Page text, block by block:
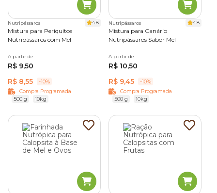
Nutripássaros 4.8
Mistura para Periquitos
Nutripássaros com Mel
A partir de
R$ 9,50
R$ 8,55
-10%
Compra Programada
500 g
10kg
Nutripássaros 4.8
Mistura para Canário
Nutripássaros Sabor Mel
A partir de
R$ 10,50
R$ 9,45
-10%
Compra Programada
500 g
10kg